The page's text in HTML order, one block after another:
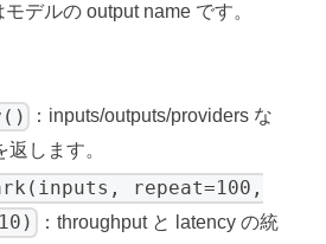
デルの output name です。
：inputs/outputs/providers な
返します。
repeat=100,
：throughput と latency の統